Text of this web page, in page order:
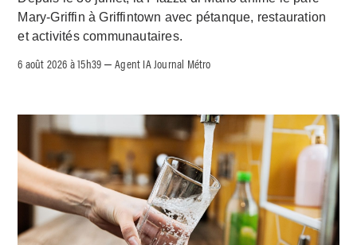
Mary-Griffin à Griffintown avec pétanque, restauration
et activités communautaires.
6 août 2026 à 15h39 –Agent IA Journal Métro